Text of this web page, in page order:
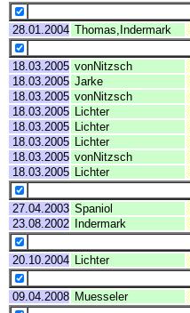
28.01.2004 Thomas,Indermark
18.03.2005 vonNitzsch
18.03.2005 Jarke
18.03.2005 vonNitzsch
18.03.2005
Lichter
18.03.2005
Lichter
18.03.2005
Lichter
18.03.2005 vonNitzsch
18.03.2005
Lichter
27.04.2003 Spaniol
23.08.2002
Indermark
20.10.2004 Lichter
09.04.2008 Muesseler